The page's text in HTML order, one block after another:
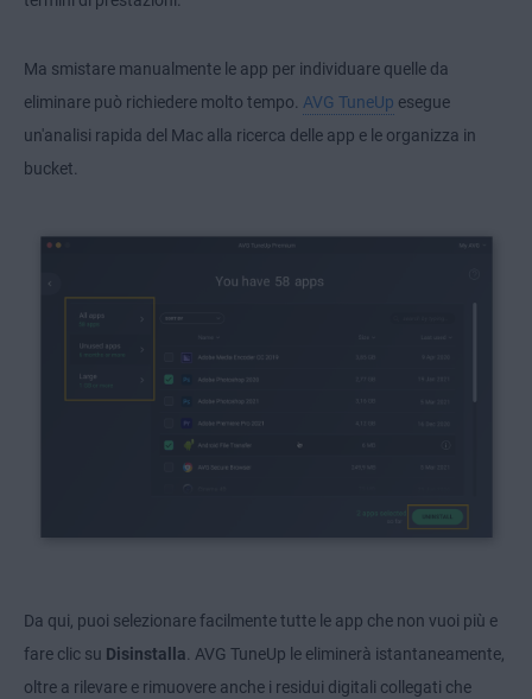
Ma smistare manualmente le app per individuare quelle da
eliminare può richiedere molto tempo. AVG TuneUp esegue
un'analisi rapida del Mac alla ricerca delle app e le organizza in
bucket.
Da qui, puoi selezionare facilmente tutte le app che non vuoi più e
fare clic su Disinstalla . AVG TuneUp le eliminerà istantaneamente,
oltre a rilevare e rimuovere anche i residui digitali collegati che